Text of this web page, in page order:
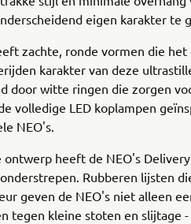
eigen karakter te
zachte, ronde vormen die
karakter van deze
door witte ringen die zorgen
volledige LED koplampen
NEO's.
heeft de NEO's
Rubberen lijsten
geven de NEO's niet alleen
tegen kleine stoten en slijtage